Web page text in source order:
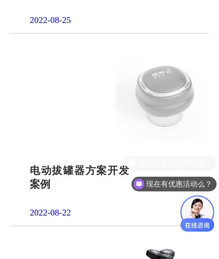
2022-08-25
电动拔罐器方案开发
案例
2022-08-22
现在有优惠活动么？